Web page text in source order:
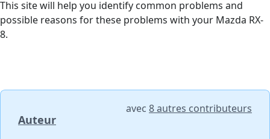
This site will help you identify common problems and
possible reasons for these problems with your Mazda RX-
8.
Auteur
avec 8 autres contributeurs